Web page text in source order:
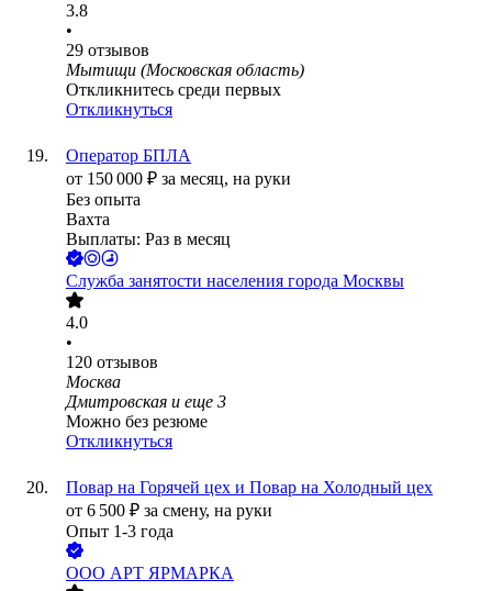
3.8
•
29 отзывов
Мытищи (Московская область)
Откликнитесь среди первых
Откликнуться
Оператор БПЛА
от 150 000 ₽ за месяц, на руки
Без опыта
Вахта
Выплаты: Раз в месяц
Служба занятости населения города Москвы
4.0
•
120 отзывов
Москва
Дмитровская и еще 3
Можно без резюме
Откликнуться
Повар на Горячей цех и Повар на Холодный цех
от 6 500 ₽ за смену, на руки
Опыт 1-3 года
ООО АРТ ЯРМАРКА